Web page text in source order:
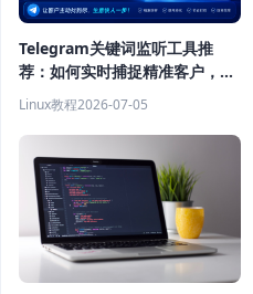
Telegram关键词监听工具推
荐：如何实时捕捉精准客户，提
高获客效率？
Linux教程2026-07-05